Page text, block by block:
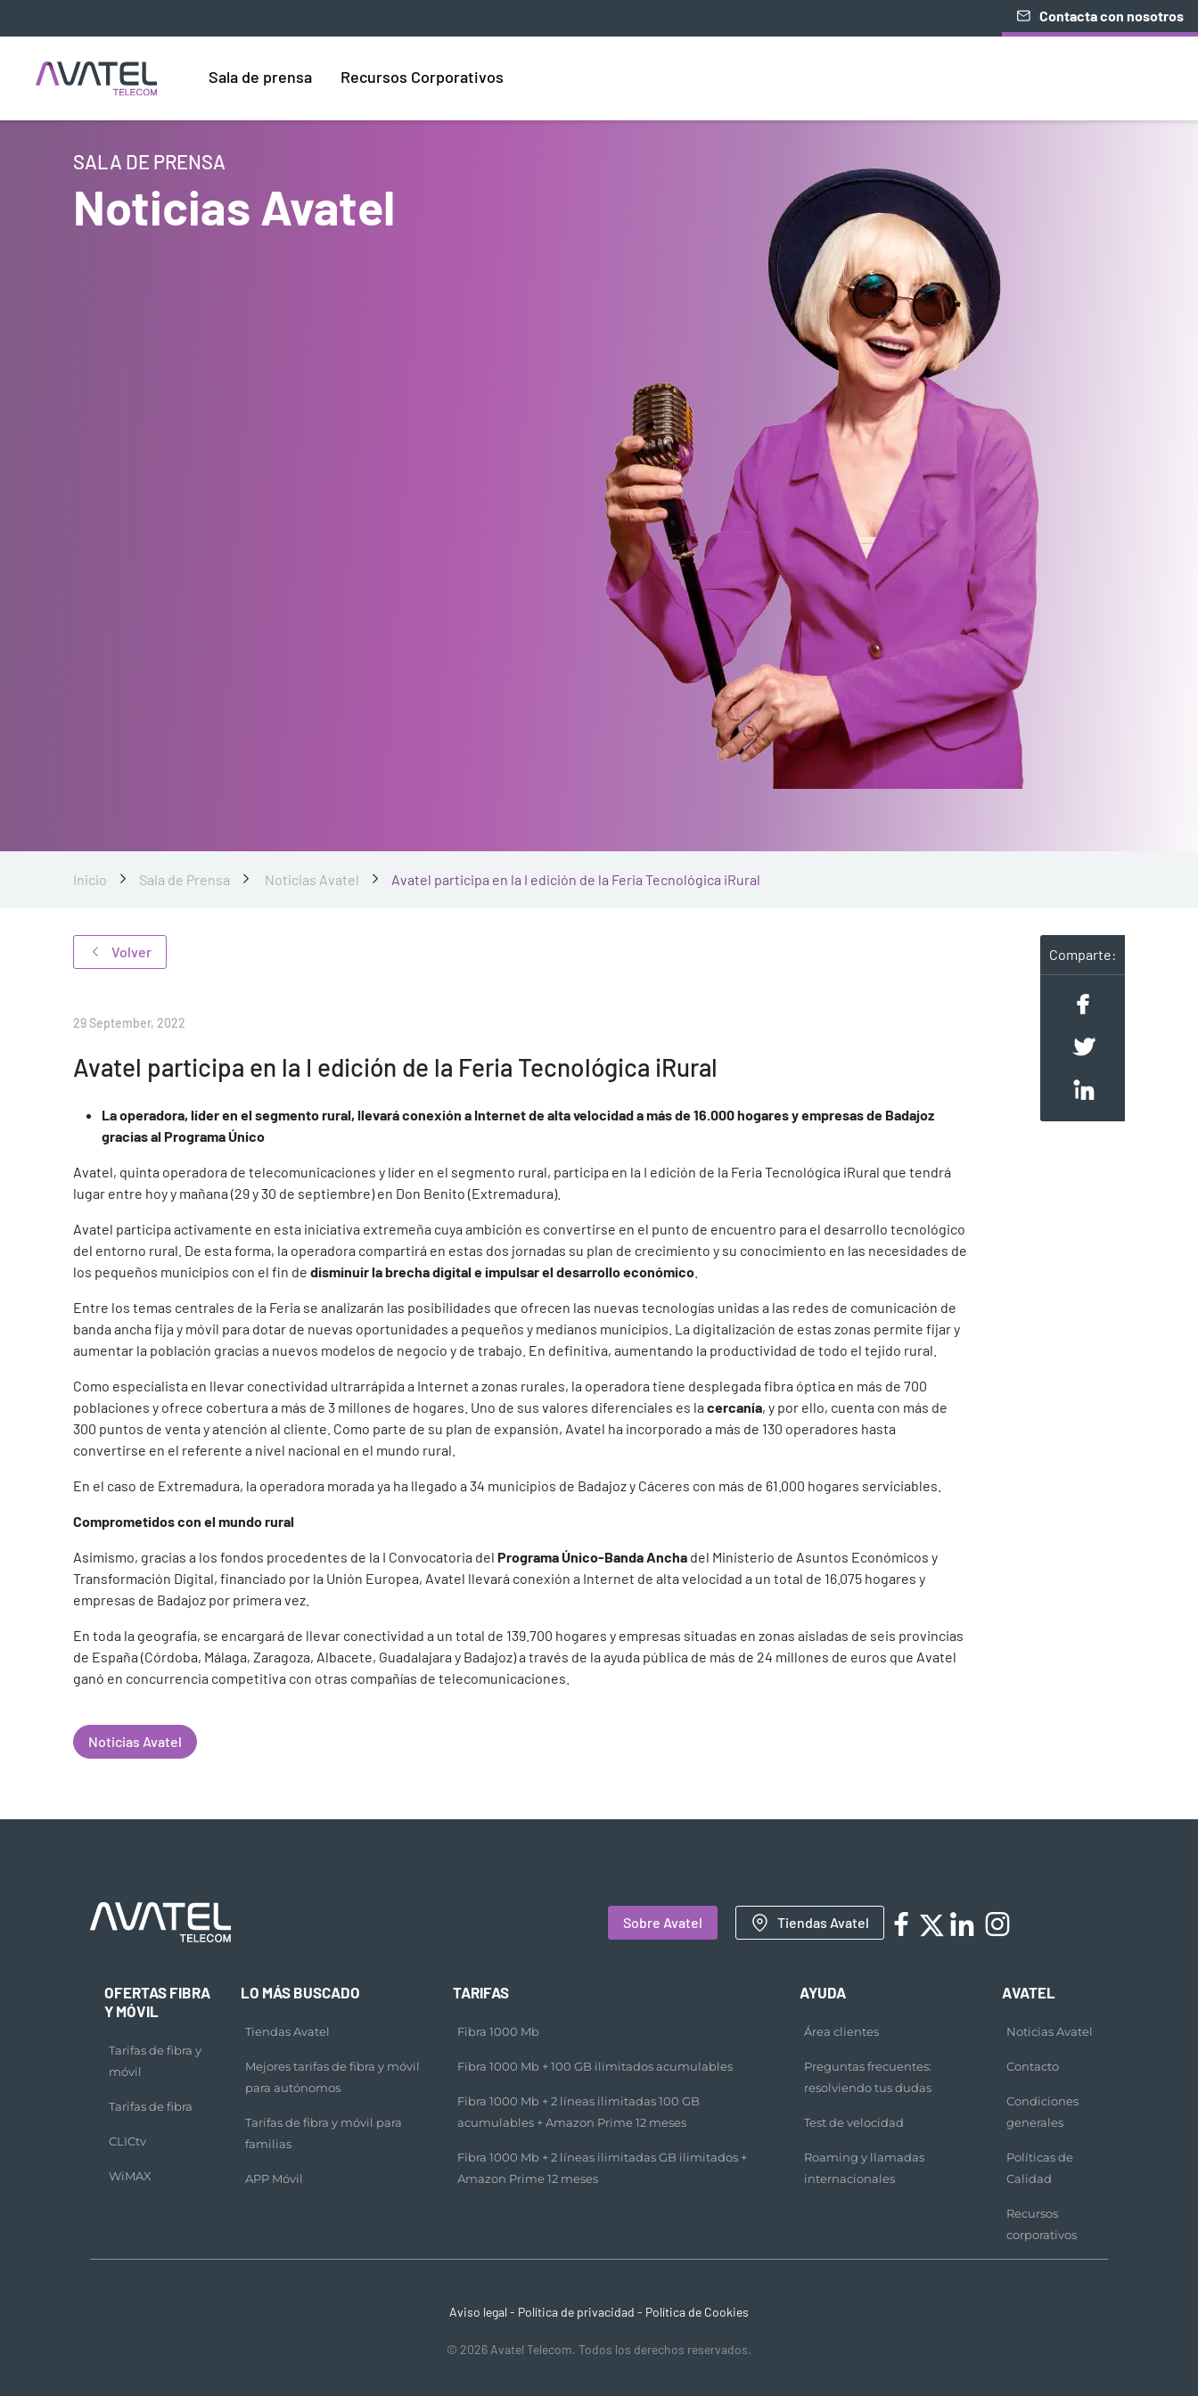
Contacta con nosotros
Sala de prensa Recursos Corporativos
SALA DE PRENSA
Noticias Avatel
Inicio Sala de Prensa Noticias Avatel Avatel participa en la I edición de la Feria Tecnológica iRural
Volver
29 September, 2022
Avatel participa en la I edición de la Feria Tecnológica iRural
La operadora, líder en el segmento rural, llevará conexión a Internet de alta velocidad a más de 16.000 hogares y empresas de Badajoz
gracias al Programa Único
Avatel, quinta operadora de telecomunicaciones y líder en el segmento rural, participa en la I edición de la Feria Tecnológica iRural que tendrá
lugar entre hoy y mañana (29 y 30 de septiembre) en Don Benito (Extremadura).
Avatel participa activamente en esta iniciativa extremeña cuya ambición es convertirse en el punto de encuentro para el desarrollo tecnológico
del entorno rural. De esta forma, la operadora compartirá en estas dos jornadas su plan de crecimiento y su conocimiento en las necesidades de
los pequeños municipios con el fin de disminuir la brecha digital e impulsar el desarrollo económico
Entre los temas centrales de la Feria se analizarán las posibilidades que ofrecen las nuevas tecnologías unidas a las redes de comunicación de
banda ancha fija y móvil para dotar de nuevas oportunidades a pequeños y medianos municipios. La digitalización de estas zonas permite fijar y
aumentar la población gracias a nuevos modelos de negocio y de trabajo. En definitiva, aumentando la productividad de todo el tejido rural.
Como especialista en llevar conectividad ultrarrápida a Internet a zonas rurales, la operadora tiene desplegada fibra óptica en más de 700
poblaciones y ofrece cobertura a más de 3 millones de hogares. Uno de sus valores diferenciales es la cercanía, y por ello, cuenta con más de
300 puntos de venta y atención al cliente. Como parte de su plan de expansión, Avatel ha incorporado a más de 130 operadores hasta
convertirse en el referente a nivel nacional en el mundo rural.
En el caso de Extremadura, la operadora morada ya ha llegado a 34 municipios de Badajoz y Cáceres con más de 61.000 hogares serviciables.
Comprometidos con el mundo rural
Asimismo, gracias a los fondos procedentes de la I Convocatoria del Programa Único-Banda Ancha del Ministerio de Asuntos Económicos y
Transformación Digital, financiado por la Unión Europea, Avatel llevará conexión a Internet de alta velocidad a un total de 16.075 hogares y
empresas de Badajoz por primera vez.
En toda la geografía, se encargará de llevar conectividad a un total de 139.700 hogares y empresas situadas en zonas aisladas de seis provincias
de España (Córdoba, Málaga, Zaragoza, Albacete, Guadalajara y Badajoz) a través de la ayuda pública de más de 24 millones de euros que Avatel
ganó en concurrencia competitiva con otras compañías de telecomunicaciones.
Noticias Avatel
Comparte:
Sobre Avatel Tiendas Avatel
OFERTAS FIBRA
Y MÓVIL
Tarifas de fibra y
móvil
Tarifas de fibra
CLICtv
WiMAX
LO MÁS BUSCADO
Tiendas Avatel
Mejores tarifas de fibra y móvil
para autónomos
Tarifas de fibra y móvil para
familias
APP Móvil
TARIFAS
Fibra 1000 Mb
Fibra 1000 Mb + 100 GB ilimitados acumulables​
Fibra 1000 Mb + 2 líneas ilimitadas 100 GB
acumulables + Amazon Prime 12 meses​
Fibra 1000 Mb + 2 líneas ilimitadas GB ilimitados +
Amazon Prime 12 meses​
AYUDA
Área clientes
Preguntas frecuentes:
resolviendo tus dudas
Test de velocidad
Roaming y llamadas
internacionales
AVATEL
Noticias Avatel
Contacto
Condiciones
generales
Políticas de
Calidad
Recursos
corporativos
Aviso legal - Política de privacidad - Política de Cookies
© 2026 Avatel Telecom. Todos los derechos reservados.